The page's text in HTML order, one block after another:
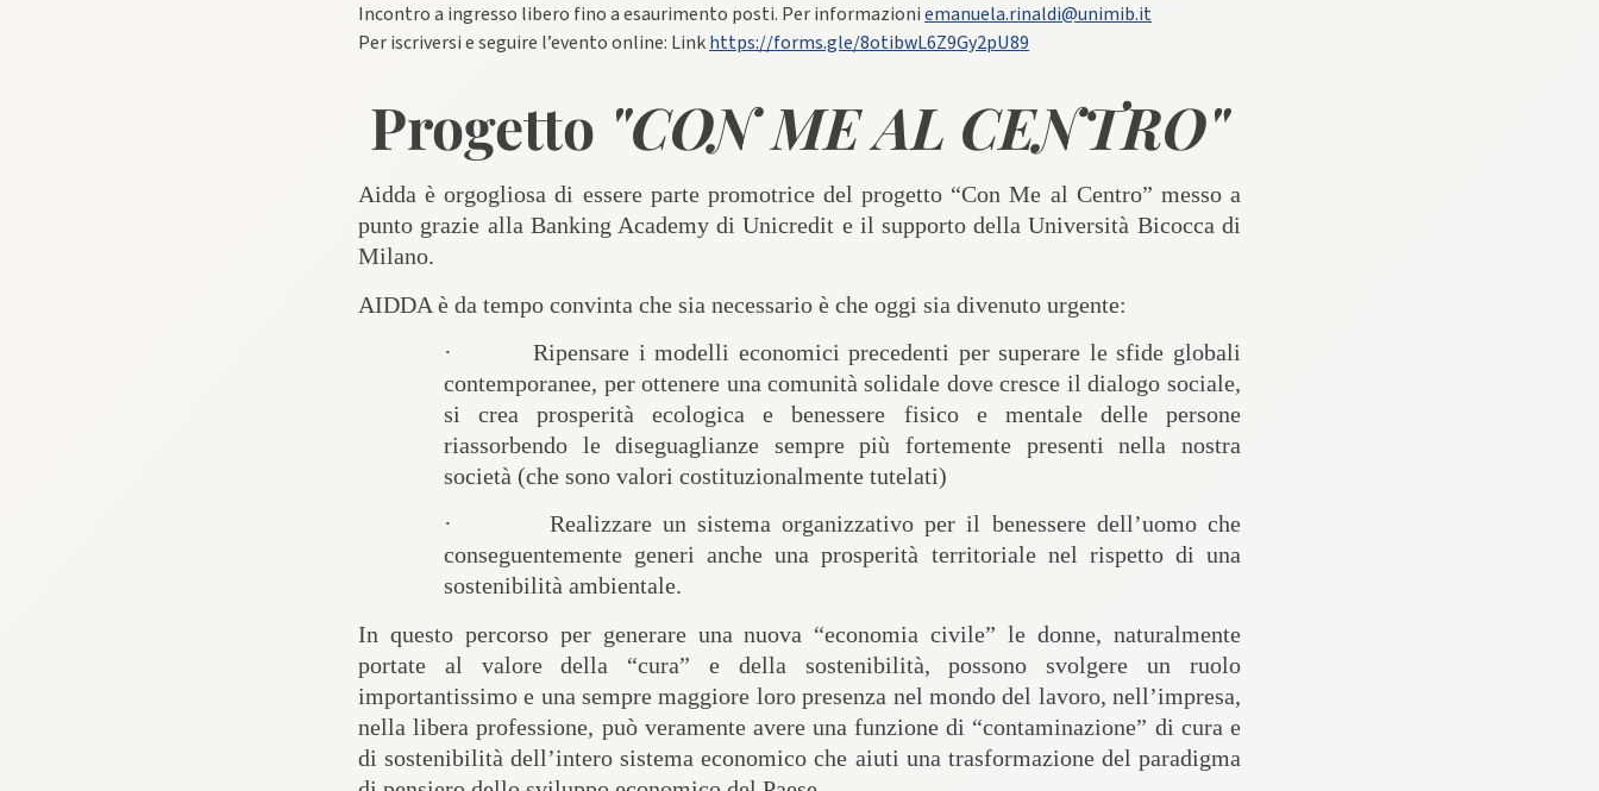
Incontro a ingresso libero fino a esaurimento posti. Per informazioniemanuela.rinaldi@unimib.it
Per iscriversi e seguire l’evento online: Linkhttps://forms.gle/8otibwL6Z9Gy2pU89
Progetto "CON ME AL CENTRO"
Aidda è orgogliosa di essere parte promotrice del progetto “Con Me al Centro” messo a
punto grazie alla Banking Academy di Unicredit e il supporto della Università Bicocca di
Milano.
AIDDA è da tempo convinta che sia necessario è che oggi sia divenuto urgente:
·
Ripensare i modelli economici precedenti per superare le sfide globali
contemporanee, per ottenere una comunità solidale dove cresce il dialogo sociale,
si crea prosperità ecologica e benessere fisico e mentale delle persone
riassorbendo le diseguaglianze sempre più fortemente presenti nella nostra
società (che sono valori costituzionalmente tutelati)
·
Realizzare un sistema organizzativo per il benessere dell’uomoche
conseguentemente generi anche una prosperità territoriale nel rispetto di una
sostenibilità ambientale.
In questo percorso per generare una nuova “economia civile”le donne, naturalmente
portate al valore della “cura” e della sostenibilità, possono svolgere un ruolo
importantissimo e una sempre maggiore loro presenza nel mondo del lavoro, nell’impresa,
nella libera professione, può veramente avere una funzione di “contaminazione” di cura e
di sostenibilità dell’intero sistema economico che aiuti una trasformazione del paradigma